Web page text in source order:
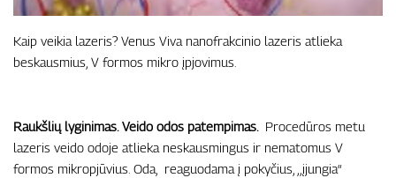
Kaip veikia lazeris? Venus Viva nanofrakcinio lazeris atlieka
beskausmius, V formos mikro įpjovimus.
Raukšlių lyginimas. Veido odos patempimas. Procedūros metu
lazeris veido odoje atlieka neskausmingus ir nematomus V
formos mikropjūvius. Oda, reaguodama į pokyčius, ,,įjungia“